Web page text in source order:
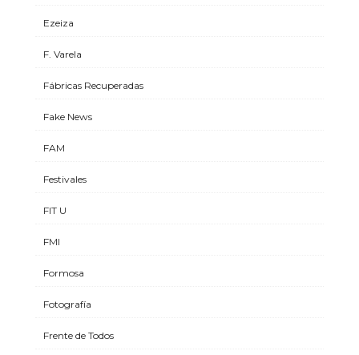
Ezeiza
F. Varela
Fábricas Recuperadas
Fake News
FAM
Festivales
FIT U
FMI
Formosa
Fotografía
Frente de Todos